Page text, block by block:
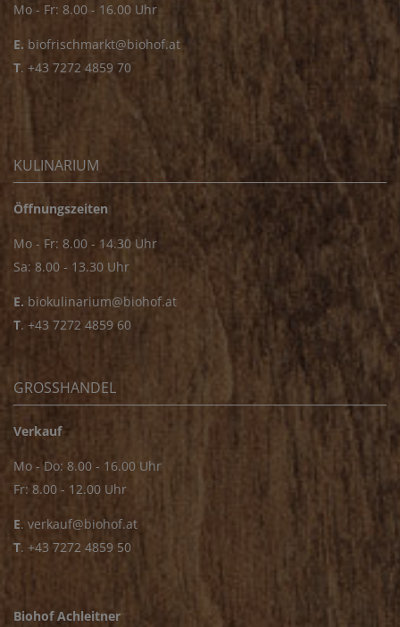
Mo - Fr: 8.00 - 16.00 Uhr
E. biofrischmarkt@biohof.at
T. +43 7272 4859 70
KULINARIUM
Öffnungszeiten
Mo - Fr: 8.00 - 14.30 Uhr
Sa: 8.00 - 13.30 Uhr
E. biokulinarium@biohof.at
T. +43 7272 4859 60
GROSSHANDEL
Verkauf
Mo - Do: 8.00 - 16.00 Uhr
Fr: 8.00 - 12.00 Uhr
E. verkauf@biohof.at
T. +43 7272 4859 50
Biohof Achleitner